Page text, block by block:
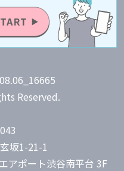
Reserved.
坂1-21-1
SHIBUYA SOLASTA ビジネスエアポート渋谷南平台 3F